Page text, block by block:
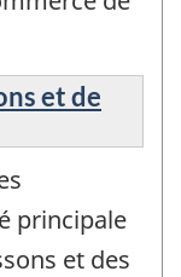
et de
principale
et des